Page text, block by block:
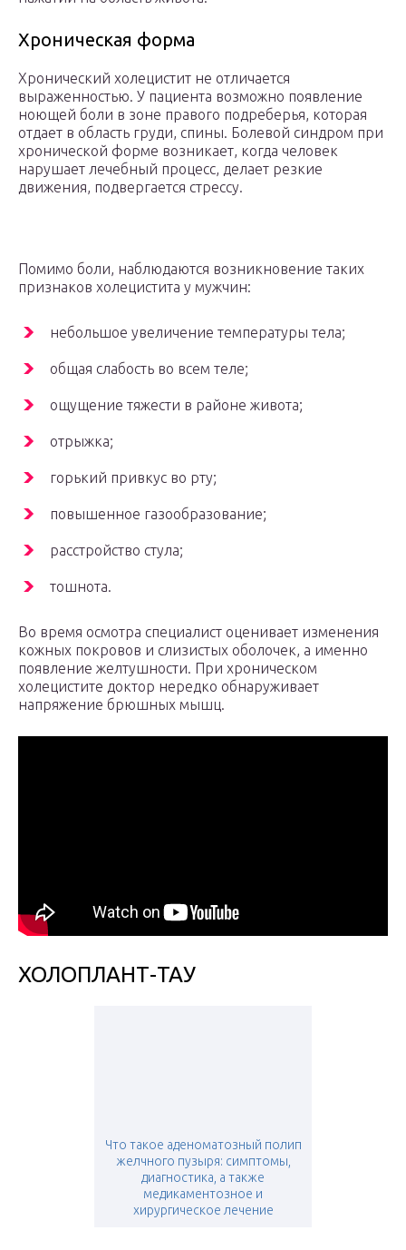
Хроническая форма
Хронический холецистит не отличается
выраженностью. У пациента возможно появление
ноющей боли в зоне правого подреберья, которая
отдает в область груди, спины. Болевой синдром при
хронической форме возникает, когда человек
нарушает лечебный процесс, делает резкие
движения, подвергается стрессу.
Помимо боли, наблюдаются возникновение таких
признаков холецистита у мужчин:
небольшое увеличение температуры тела;
общая слабость во всем теле;
ощущение тяжести в районе живота;
отрыжка;
горький привкус во рту;
повышенное газообразование;
расстройство стула;
тошнота.
Во время осмотра специалист оценивает изменения
кожных покровов и слизистых оболочек, а именно
появление желтушности. При хроническом
холецистите доктор нередко обнаруживает
напряжение брюшных мышц.
ХОЛОПЛАНТ-ТАУ
Что такое аденоматозный полип
желчного пузыря: симптомы,
диагностика, а также
медикаментозное и
хирургическое лечение